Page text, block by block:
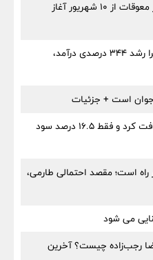
خبر مهم برای بازنشستگان؛ واریز معوقات از ۱۰ شهریور آغاز
زیان ۱۱ همتی بانک ایران‌زمین؛ چرا رشد ۳۴۴ درصدی درآمد،
است + جزئیات
تراز بانک اقتصاد نوین ۳۰ واحد افت کرد و فقط ۱۶.۵ درصد سود
راه است؛ مقصد احتمالی طارمی،
می شود
رجب‌زاده چیست؟ آخرین